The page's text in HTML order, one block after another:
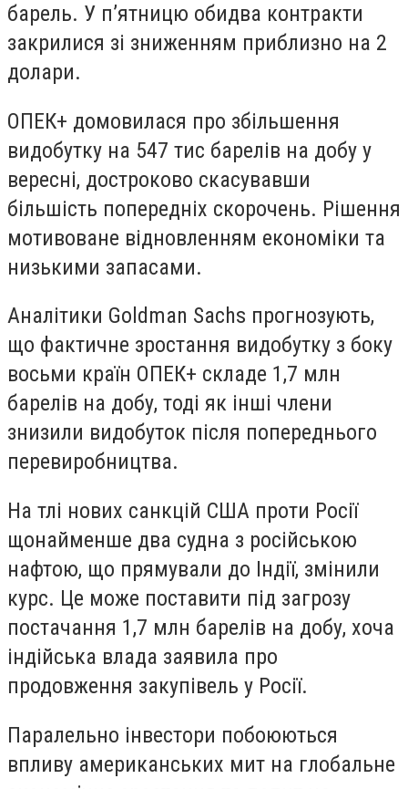
барель. У п’ятницю обидва контракти
закрилися зі зниженням приблизно на 2
долари.
ОПЕК+ домовилася про збільшення
видобутку на 547 тис барелів на добу у
вересні, достроково скасувавши
більшість попередніх скорочень. Рішення
мотивоване відновленням економіки та
низькими запасами.
Аналітики Goldman Sachs прогнозують,
що фактичне зростання видобутку з боку
восьми країн ОПЕК+ складе 1,7 млн
барелів на добу, тоді як інші члени
знизили видобуток після попереднього
перевиробництва.
На тлі нових санкцій США проти Росії
щонайменше два судна з російською
нафтою, що прямували до Індії, змінили
курс. Це може поставити під загрозу
постачання 1,7 млн барелів на добу, хоча
індійська влада заявила про
продовження закупівель у Росії.
Паралельно інвестори побоюються
впливу американських мит на глобальне